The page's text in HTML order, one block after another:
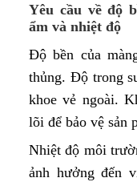
Yêu cầu về độ
ẩm và nhiệt độ
Độ bền của
thủng. Độ trong
khoe vẻ ngoài.
lõi để bảo vệ sản
Nhiệt độ môi
ảnh hưởng đến